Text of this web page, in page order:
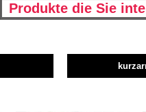
Produkte die Sie